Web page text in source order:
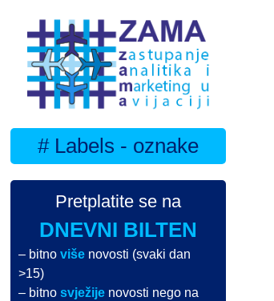
# Labels - oznake
Pretplatite se na
DNEVNI BILTEN
– bitnoviše novosti (svaki dan
>15)
– bitnosvježije novosti nego na